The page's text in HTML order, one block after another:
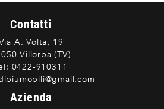
Contatti
A. Volta, 19
Villorba (TV)
0422-910311
Azienda